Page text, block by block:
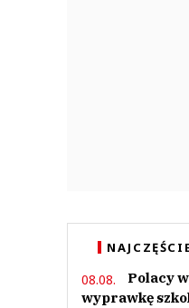
08.08.
Polacy
wyprawkę